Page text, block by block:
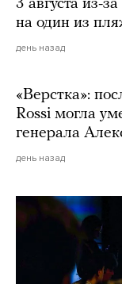
3 августа из-
на один из
день назад
«Верстка»:
Rossi могла
генерала
день назад